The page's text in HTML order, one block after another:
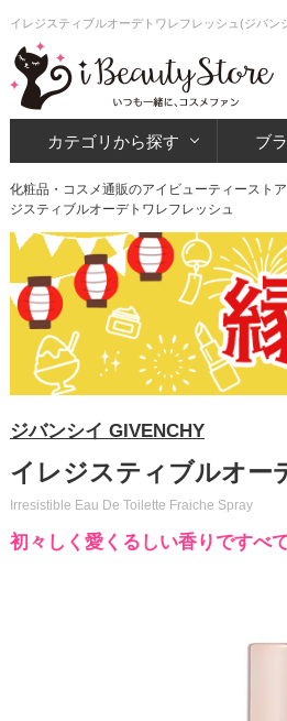
イレジスティブルオーデトワレフレッシュ(ジバ
カテゴリから探す ブ
化粧品・コスメ通販のアイビューティースト
ジスティブルオーデトワレフレッシュ
ジバンシイ GIVENCHY
イレジスティブルオー
Irresistible Eau De Toilette Fraiche Spray
初々しく愛くるしい香りですべ